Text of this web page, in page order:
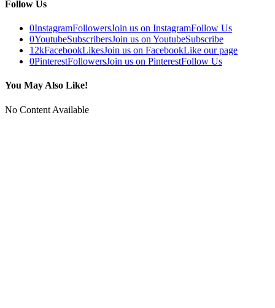
Follow Us
0InstagramFollowersJoin us on InstagramFollow Us
0YoutubeSubscribersJoin us on YoutubeSubscribe
12kFacebookLikesJoin us on FacebookLike our page
0PinterestFollowersJoin us on PinterestFollow Us
You May Also Like!
No Content Available